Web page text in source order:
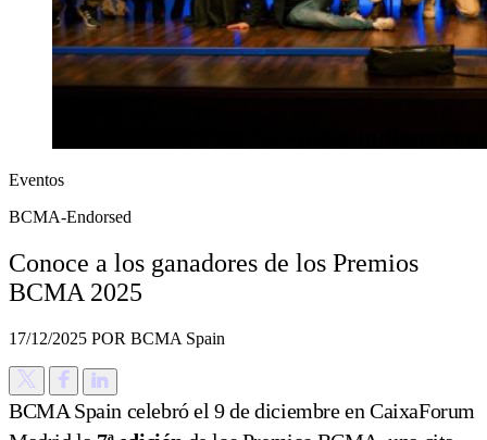
Eventos
BCMA-Endorsed
Conoce a los ganadores de los Premios
BCMA 2025
17/12/2025 POR BCMA Spain
BCMA Spain celebró el 9 de diciembre en CaixaForum